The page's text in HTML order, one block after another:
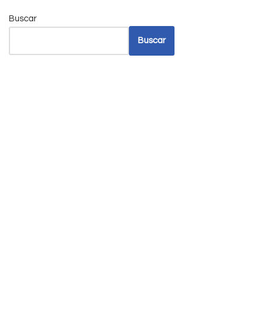
Buscar
Buscar